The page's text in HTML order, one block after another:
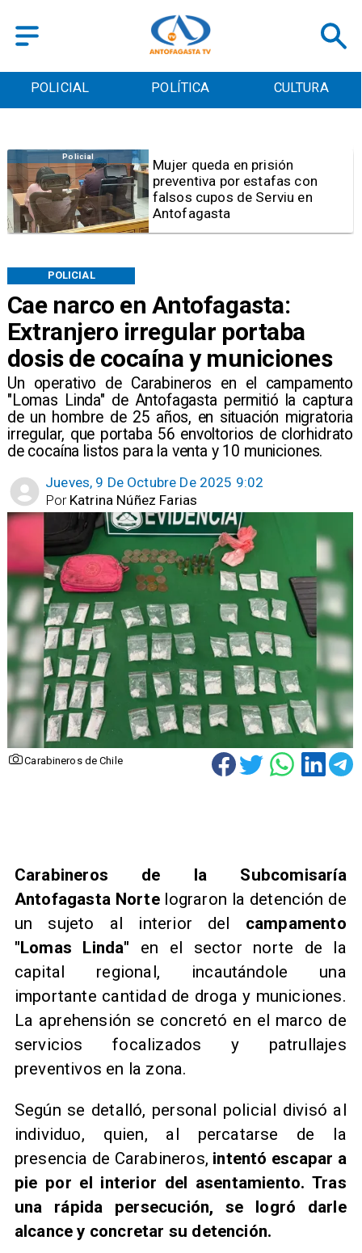
POLICIAL POLÍTICA CULTURA
Cae narco en Antofagasta:
Extranjero irregular portaba
dosis de cocaína y municiones
​Un operativo de Carabineros en el campamento
"Lomas Linda" de Antofagasta permitió la captura
de un hombre de 25 años, en situación migratoria
irregular, que portaba 56 envoltorios de clorhidrato
de cocaína listos para la venta y 10 municiones.
POLICIAL
Jueves, 9 De Octubre De 2025 9:02
Katrina Núñez Farias
Por
Carabineros de Chile
Videos
Video | Choferes del
TransAntofagasta piden
sistema mixto de pago
Carabineros de la Subcomisaría
Antofagasta Nortelograron la detención de
un sujeto al interior del campamento
"Lomas Linda" en el sector norte de la
capital regional, incautándole una
importante cantidad de droga y municiones.
La aprehensión se concretó en el marco de
servicios focalizados y patrullajes
preventivos en la zona.
Según se detalló, personal policial divisó al
individuo, quien, al percatarse de la
presencia de Carabineros, intentó escapar a
pie por el interior del asentamiento. Tras
una rápida persecución, se logró darle
alcance y concretar su detención.